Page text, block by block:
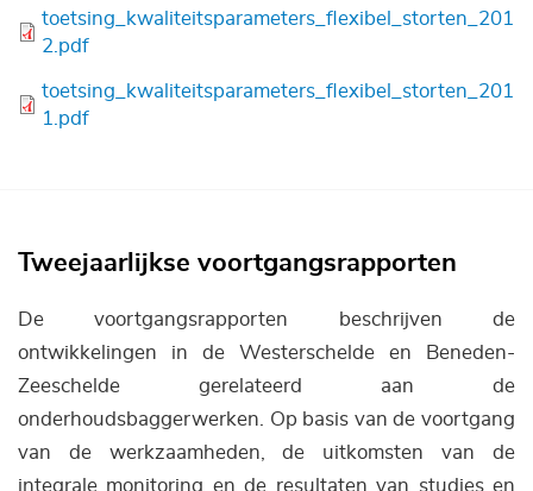
Bestand
toetsing_kwaliteitsparameters_flexibel_storten_201
2.pdf
Bestand
toetsing_kwaliteitsparameters_flexibel_storten_201
1.pdf
Tweejaarlijkse voortgangsrapporten
De voortgangsrapporten beschrijven de
ontwikkelingen in de Westerschelde en Beneden-
Zeeschelde gerelateerd aan de
onderhoudsbaggerwerken. Op basis van de voortgang
van de werkzaamheden, de uitkomsten van de
integrale monitoring en de resultaten van studies en